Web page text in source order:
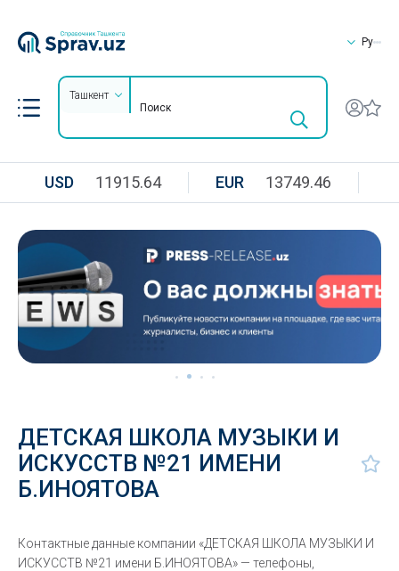
Ру
Ташкент
USD 11915.64 EUR 13749.46
ДЕТСКАЯ ШКОЛА МУЗЫКИ И
ИСКУССТВ №21 ИМЕНИ
Б.ИНОЯТОВА
Контактные данные компании «ДЕТСКАЯ ШКОЛА МУЗЫКИ И
ИСКУССТВ №21 имени Б.ИНОЯТОВА» — телефоны,